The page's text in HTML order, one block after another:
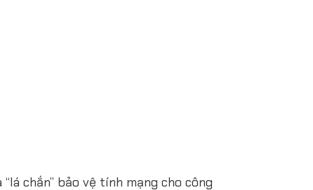
chắn” bảo vệ tính mạng cho công